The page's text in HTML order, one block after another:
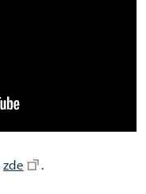
zde .